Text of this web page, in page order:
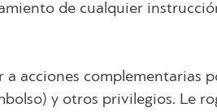
de cualquier
acciones complementarias
y otros privilegios. Le